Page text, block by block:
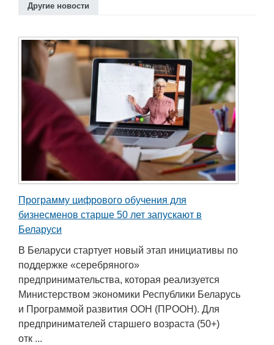
Другие новости
Программу цифрового обучения для
бизнесменов старше 50 лет запускают в
Беларуси
В Беларуси стартует новый этап инициативы по
поддержке «серебряного»
предпринимательства, которая реализуется
Министерством экономики Республики Беларусь
и Программой развития ООН (ПРООН). Для
предпринимателей старшего возраста (50+)
отк ...